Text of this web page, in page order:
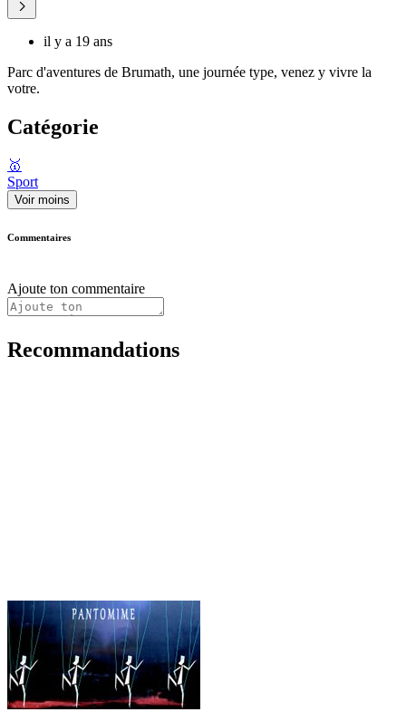
il y a 19 ans
Parc d'aventures de Brumath, une journée type, venez y vivre la
votre.
Catégorie
🥇
Sport
Voir moins
Commentaires
Ajoute ton commentaire
Recommandations